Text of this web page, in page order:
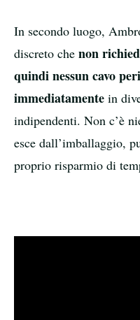
In secondo luogo,
discreto che non
quindi nessun cavo
immediatamente in
indipendenti. Non c’è
esce dall’imballaggio,
proprio risparmio di